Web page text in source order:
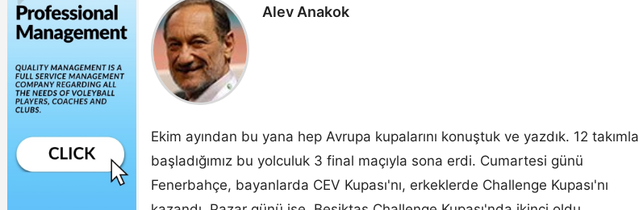
Alev Anakok
Ekim ayından bu yana hep Avrupa kupalarını konuştuk ve yazdık. 12 takımla
başladığımız bu yolculuk 3 final maçıyla sona erdi. Cumartesi günü
Fenerbahçe, bayanlarda CEV Kupası'nı, erkeklerde Challenge Kupası'nı
VAKIFBANK